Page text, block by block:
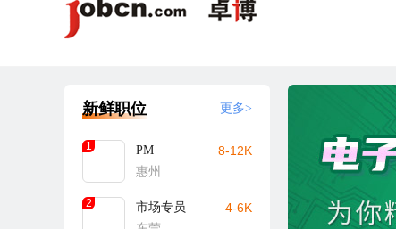
新鲜职位 更多>
1
PM
惠州
8-12K
2
市场专员
4-6K